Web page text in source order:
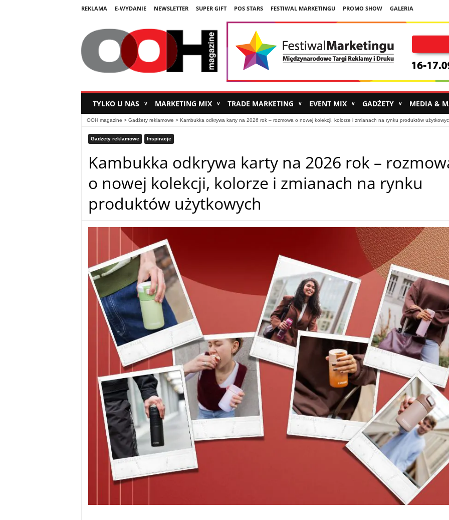
REKLAMA E-WYDANIE NEWSLETTER SUPER GIFT POS STARS FESTIWAL MARKETINGU PROMO SHOW GALERIA
TYLKO U NAS ∨ MARKETING MIX ∨ TRADE MARKETING ∨ EVENT MIX ∨ GADŻETY ∨ MEDIA &
OOH magazine > Gadżety reklamowe > Kambukka odkrywa karty na 2026 rok – rozmowa o nowej kolekcji, kolorze i zmianach na rynku produktów
Gadżety reklamowe Inspiracje
Kambukka odkrywa karty na 2026 rok –
o nowej kolekcji, kolorze i zmianach na rynku
produktów użytkowych